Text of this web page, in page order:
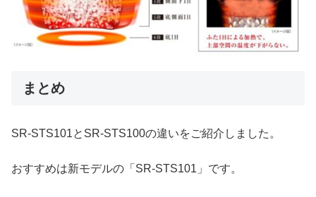
まとめ
SR-STS101とSR-STS100の違いをご紹介しました。
おすすめは新モデルの「SR-STS101」です。